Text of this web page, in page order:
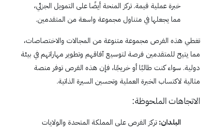
خبرة عملية قيمة. تركز المنحة أيضًا على التمويل الجزئي،
مما يجعلها في متناول مجموعة واسعة من المتقدمين.
تغطي هذه الفرص مجموعة متنوعة من المجالات والاختصاصات،
مما يتيح للمتقدمين فرصة لتوسيع آفاقهم وتطوير مهاراتهم في بيئة
دولية. سواء كنت طالبًا أو خريجًا، فإن هذه الفرص توفر منصة
مثالية لاكتساب الخبرة العملية وتحسين السيرة الذاتية.
الاتجاهات الملحوظة:
البلدان: تركز الفرص على المملكة المتحدة والولايات